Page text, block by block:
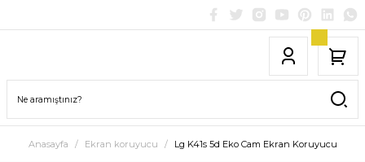
Anasayfa Ekran koruyucu Lg K41s 5d Eko Cam Ekran Koruyucu